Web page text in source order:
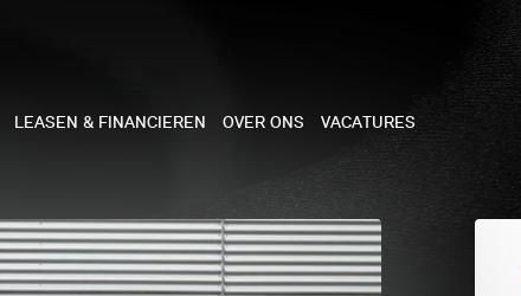
LEASEN & FINANCIEREN OVER ONS VACATURES